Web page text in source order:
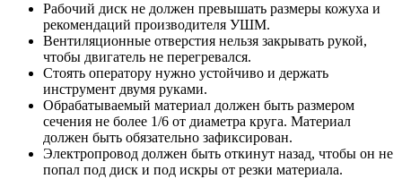
Рабочий диск не должен превышать размеры кожуха и
рекомендаций производителя УШМ.
Вентиляционные отверстия нельзя закрывать рукой,
чтобы двигатель не перегревался.
Стоять оператору нужно устойчиво и держать
инструмент двумя руками.
Обрабатываемый материал должен быть размером
сечения не более 1/6 от диаметра круга. Материал
должен быть обязательно зафиксирован.
Электропровод должен быть откинут назад, чтобы он не
попал под диск и под искры от резки материала.